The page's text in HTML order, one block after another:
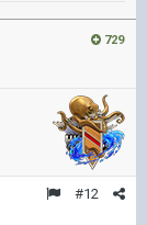
729
#12